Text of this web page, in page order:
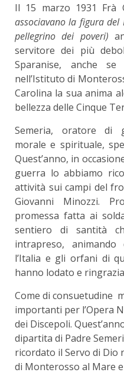
Il 15 marzo 1931 Frà
associavano la figura del
pellegrino dei poveri)
servitore dei più
Sparanise, anche
nell’Istituto di
Carolina la sua anima
bellezza delle Cinque
Semeria, oratore di
morale e spirituale,
Quest’anno, in
guerra lo abbiamo
attività sui campi del
Giovanni Minozzi.
promessa fatta ai
sentiero di santità
intrapreso,
l’Italia e gli orfani di
hanno lodato e
Come di consuetudine
importanti per l’Opera
dei Discepoli.
dipartita di Padre
ricordato il Servo di Dio
di Monterosso al Mare